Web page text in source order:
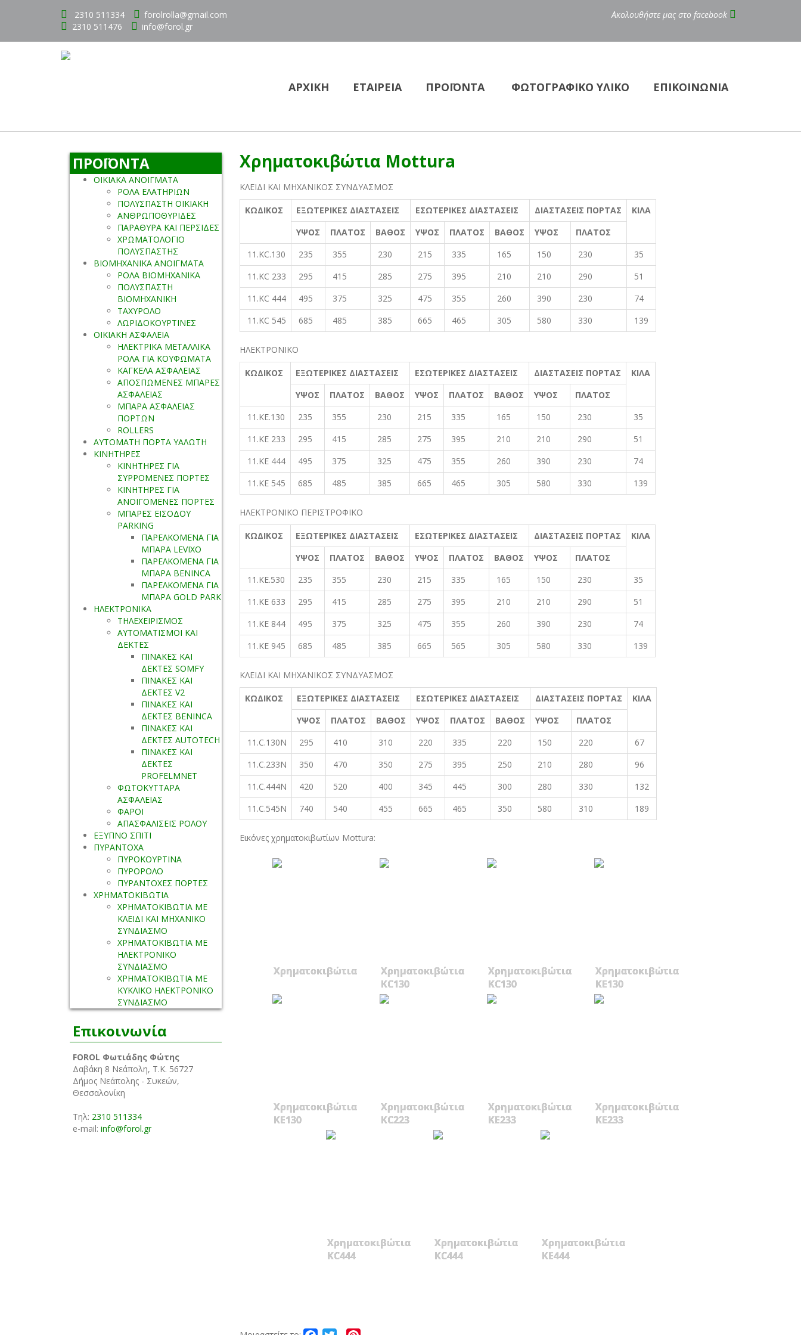
2310 511334
forolrolla@gmail.com
2310 511476
info@forol.gr
Ακολουθήστε μας στο facebook
ΑΡΧΙΚΗ ΕΤΑΙΡΕΙΑ ΠΡΟΪΟΝΤΑ ΦΩΤΟΓΡΑΦΙΚΟ ΥΛΙΚΟ ΕΠΙΚΟΙΝΩΝΙΑ
Χρηματοκιβώτια Mottura
ΚΛΕΙΔΙ ΚΑΙ ΜΗΧΑΝΙΚΟΣ ΣΥΝΔΥΑΣΜΟΣ
ΚΩΔΙΚΟΣ ΕΞΩΤΕΡΙΚΕΣ ΔΙΑΣΤΑΣΕΙΣ ΕΣΩΤΕΡΙΚΕΣ ΔΙΑΣΤΑΣΕΙΣ ΔΙΑΣΤΑΣΕΙΣ ΠΟΡΤΑΣ
ΚΙΛΑ
ΥΨΟΣ
ΠΛΑΤΟΣ ΒΑΘΟΣ ΥΨΟΣ ΠΛΑΤΟΣ ΒΑΘΟΣ ΥΨΟΣ
ΠΛΑΤΟΣ
11.KC.130
235 355 230 215 335 165 150 230
35
11.KC 233
295 415 285 275 395 210 210 290
51
11.KC 444
495 375 325 475 355 260 390 230
74
11.KC 545
685 485 385 665 465 305 580 330 139
ΗΛΕΚΤΡΟΝΙΚΟ
ΚΩΔΙΚΟΣ ΕΞΩΤΕΡΙΚΕΣ ΔΙΑΣΤΑΣΕΙΣ ΕΣΩΤΕΡΙΚΕΣ ΔΙΑΣΤΑΣΕΙΣ ΔΙΑΣΤΑΣΕΙΣ ΠΟΡΤΑΣ
ΚΙΛΑ
ΥΨΟΣ
ΠΛΑΤΟΣ ΒΑΘΟΣ ΥΨΟΣ ΠΛΑΤΟΣ ΒΑΘΟΣ ΥΨΟΣ
ΠΛΑΤΟΣ
11.KE.130
235 355 230 215 335 165 150 230
35
11.KE 233
295 415 285 275 395 210 210 290
51
11.KE 444
495 375 325 475 355 260 390 230
74
11.KE 545
685 485 385 665 465 305 580 330 139
ΗΛΕΚΤΡΟΝΙΚΟ ΠΕΡΙΣΤΡΟΦΙΚΟ
ΚΩΔΙΚΟΣ ΕΞΩΤΕΡΙΚΕΣ ΔΙΑΣΤΑΣΕΙΣ ΕΣΩΤΕΡΙΚΕΣ ΔΙΑΣΤΑΣΕΙΣ ΔΙΑΣΤΑΣΕΙΣ ΠΟΡΤΑΣ
ΚΙΛΑ
ΥΨΟΣ
ΠΛΑΤΟΣ ΒΑΘΟΣ ΥΨΟΣ ΠΛΑΤΟΣ ΒΑΘΟΣ ΥΨΟΣ
ΠΛΑΤΟΣ
11.KE.530
235 355 230 215 335 165 150 230
35
11.KE 633
295 415 285 275 395 210 210 290
51
11.KE 844
495 375 325 475 355 260 390 230
74
11.KE 945
685 485 385 665 565 305 580 330 139
ΚΛΕΙΔΙ ΚΑΙ ΜΗΧΑΝΙΚΟΣ ΣΥΝΔΥΑΣΜΟΣ
ΚΩΔΙΚΟΣ ΕΞΩΤΕΡΙΚΕΣ ΔΙΑΣΤΑΣΕΙΣ ΕΣΩΤΕΡΙΚΕΣ ΔΙΑΣΤΑΣΕΙΣ ΔΙΑΣΤΑΣΕΙΣ ΠΟΡΤΑΣ
ΚΙΛΑ
ΥΨΟΣ
ΠΛΑΤΟΣ ΒΑΘΟΣ ΥΨΟΣ ΠΛΑΤΟΣ ΒΑΘΟΣ ΥΨΟΣ
ΠΛΑΤΟΣ
11.C.130N
295 410 310 220 335 220 150 220
67
11.C.233N
350 470 350 275 395 250 210 280
96
11.C.444N
420 520 400 345 445 300 280 330
132
11.C.545N
740 540 455 665 465 350 580 310 189
Εικόνες χρηματοκιβωτίων Mottura:
Χρηματοκιβώτια
Χρηματοκιβώτια
KC130
Χρηματοκιβώτια
KC130
Χρηματοκιβώτια
KE130
Χρηματοκιβώτια
KE130
Χρηματοκιβώτια
KC223
Χρηματοκιβώτια
KE233
Χρηματοκιβώτια
KE233
Χρηματοκιβώτια
KC444
Χρηματοκιβώτια
KC444
Χρηματοκιβώτια
KE444
ΠΡΟΪΟΝΤΑ
ΟΙΚΙΑΚΑ ΑΝΟΙΓΜΑΤΑ
ΡΟΛΑ ΕΛΑΤΗΡΙΩΝ
ΠΟΛΥΣΠΑΣΤΗ ΟΙΚΙΑΚΗ
ΑΝΘΡΩΠΟΘΥΡΙΔΕΣ
ΠΑΡΑΘΥΡΑ ΚΑΙ ΠΕΡΣΙΔΕΣ
ΧΡΩΜΑΤΟΛΟΓΙΟ
ΠΟΛΥΣΠΑΣΤΗΣ
ΒΙΟΜΗΧΑΝΙΚΑ ΑΝΟΙΓΜΑΤΑ
ΡΟΛΑ ΒΙΟΜΗΧΑΝΙΚΑ
ΠΟΛΥΣΠΑΣΤΗ
ΒΙΟΜΗΧΑΝΙΚΗ
ΤΑΧΥΡΟΛΟ
ΛΩΡΙΔΟΚΟΥΡΤΙΝΕΣ
ΟΙΚΙΑΚΗ ΑΣΦΑΛΕΙΑ
ΗΛΕΚΤΡΙΚΑ ΜΕΤΑΛΛΙΚΑ
ΡΟΛΑ ΓΙΑ ΚΟΥΦΩΜΑΤΑ
ΚΑΓΚΕΛΑ ΑΣΦΑΛΕΙΑΣ
ΑΠΟΣΠΩΜΕΝΕΣ ΜΠΑΡΕΣ
ΑΣΦΑΛΕΙΑΣ
ΜΠΑΡΑ ΑΣΦΑΛΕΙΑΣ
ΠΟΡΤΩΝ
ROLLERS
ΑΥΤΟΜΑΤΗ ΠΟΡΤΑ ΥΑΛΩΤΗ
ΚΙΝΗΤΗΡΕΣ
ΚΙΝΗΤΗΡΕΣ ΓΙΑ
ΣΥΡΡΟΜΕΝΕΣ ΠΟΡΤΕΣ
ΚΙΝΗΤΗΡΕΣ ΓΙΑ
ΑΝΟΙΓΟΜΕΝΕΣ ΠΟΡΤΕΣ
ΜΠΑΡΕΣ ΕΙΣΟΔΟΥ
PARKING
ΠΑΡΕΛΚΟΜΕΝΑ ΓΙΑ
ΜΠΑΡΑ LEVIXO
ΠΑΡΕΛΚΟΜΕΝΑ ΓΙΑ
ΜΠΑΡΑ BENINCA
ΠΑΡΕΛΚΟΜΕΝΑ ΓΙΑ
ΜΠΑΡΑ GOLD PARK
ΗΛΕΚΤΡΟΝΙΚΑ
ΤΗΛΕΧΕΙΡΙΣΜΟΣ
ΑΥΤΟΜΑΤΙΣΜΟΙ ΚΑΙ
ΔΕΚΤΕΣ
ΠΙΝΑΚΕΣ ΚΑΙ
ΔΕΚΤΕΣ SOMFY
ΠΙΝΑΚΕΣ ΚΑΙ
ΔΕΚΤΕΣ V2
ΠΙΝΑΚΕΣ ΚΑΙ
ΔΕΚΤΕΣ BENINCA
ΠΙΝΑΚΕΣ ΚΑΙ
ΔΕΚΤΕΣ AUTOTECH
ΠΙΝΑΚΕΣ ΚΑΙ
ΔΕΚΤΕΣ
PROFELMNET
ΦΩΤΟΚΥΤΤΑΡΑ
ΑΣΦΑΛΕΙΑΣ
ΦΑΡΟΙ
ΑΠΑΣΦΑΛΙΣΕΙΣ ΡΟΛΟΥ
ΕΞΥΠΝΟ ΣΠΙΤΙ
ΠΥΡΑΝΤΟΧΑ
ΠΥΡΟΚΟΥΡΤΙΝΑ
ΠΥΡΟΡΟΛΟ
ΠΥΡΑΝΤΟΧΕΣ ΠΟΡΤΕΣ
ΧΡΗΜΑΤΟΚΙΒΩΤΙΑ
ΧΡΗΜΑΤΟΚΙΒΩΤΙΑ ΜΕ
ΚΛΕΙΔΙ ΚΑΙ ΜΗΧΑΝΙΚΟ
ΣΥΝΔΙΑΣΜΟ
ΧΡΗΜΑΤΟΚΙΒΩΤΙΑ ΜΕ
ΗΛΕΚΤΡΟΝΙΚΟ
ΣΥΝΔΙΑΣΜΟ
ΧΡΗΜΑΤΟΚΙΒΩΤΙΑ ΜΕ
ΚΥΚΛΙΚΟ ΗΛΕΚΤΡΟΝΙΚΟ
ΣΥΝΔΙΑΣΜΟ
Επικοινωνία
FOROL Φωτιάδης Φώτης
Δαβάκη 8 Νεάπολη, Τ.Κ. 56727
Δήμος Νεάπολης - Συκεών,
Θεσσαλονίκη
Τηλ: 2310 511334
e-mail: info@forol.gr